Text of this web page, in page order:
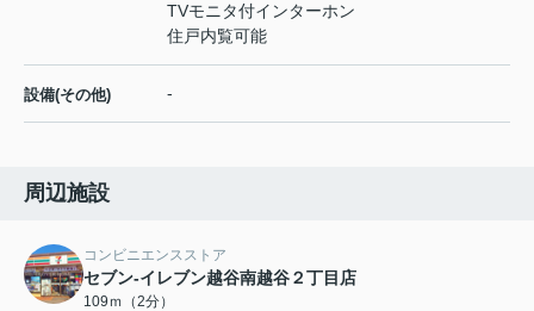
TVモニタ付インターホン
住戸内覧可能
設備(その他) -
周辺施設
コンビニエンスストア
セブン-イレブン越谷南越谷２丁目店
109ｍ（2分）